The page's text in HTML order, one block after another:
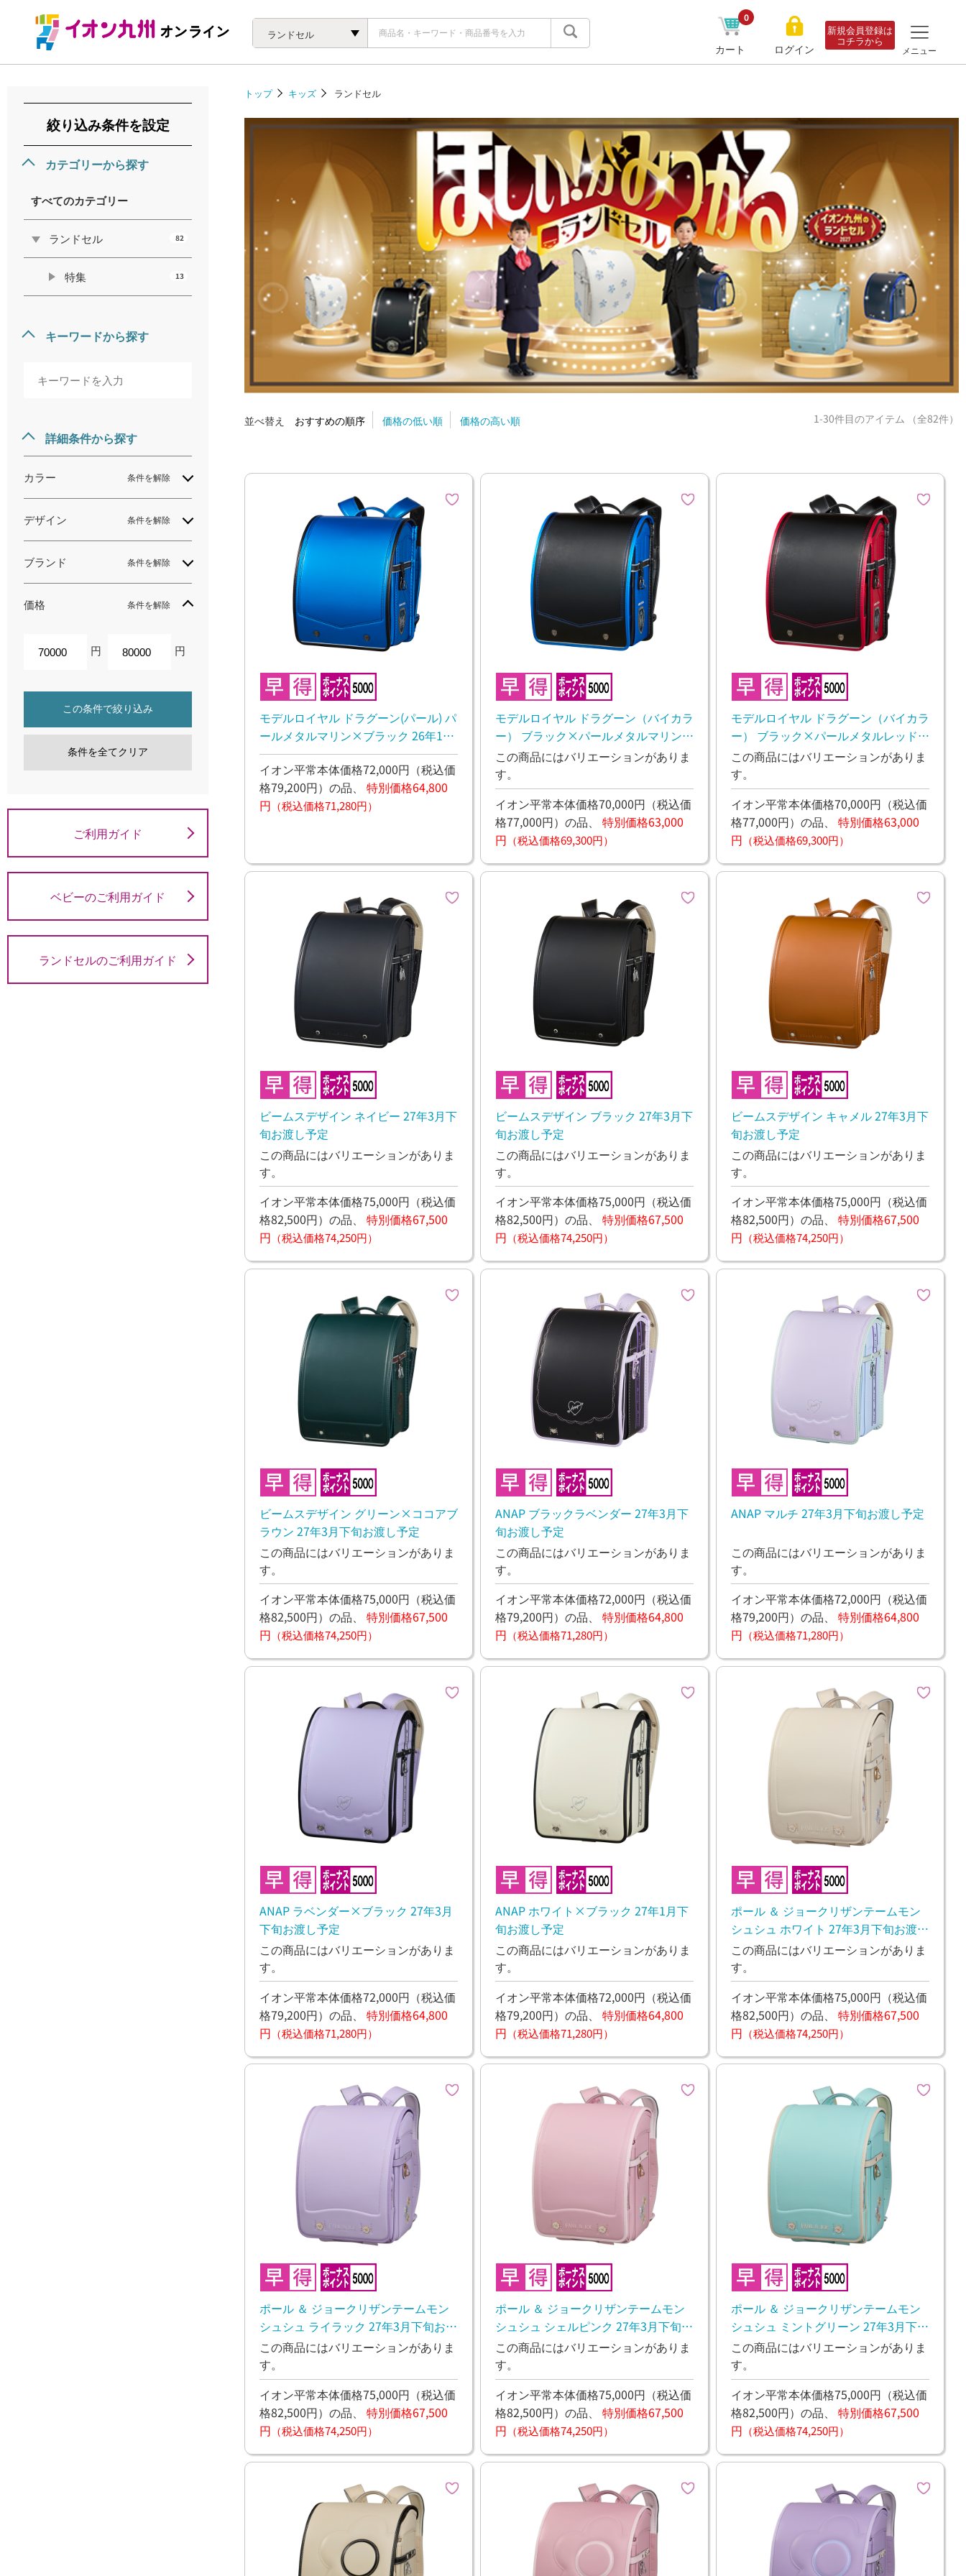
ランドセル
カート
0
ログイン
新規会員登録は
コチラから
メニュー
絞り込み条件を設定
カテゴリーから探す
すべてのカテゴリー
ランドセル 82
特集 13
キーワードから探す
詳細条件から探す
カラー 条件を解除
デザイン 条件を解除
ブランド 条件を解除
価格 条件を解除
円 円
この条件で絞り込み
条件を全てクリア
ご利用ガイド
ベビーのご利用ガイド
ランドセルのご利用ガイド
トップ キッズ ランドセル
並べ替え おすすめの順序 価格の低い順 価格の高い順 1-30件目のアイテム （全82件）
モデルロイヤル ドラグーン(パール) パ
ールメタルマリン×ブラック 26年11
月下旬お渡し予定
イオン平常本体価格72,000円 （税込価
格79,200円） の品、 特別価格64,800
円 （税込価格71,280円）
モデルロイヤル ドラグーン（バイカラ
ー） ブラック×パールメタルマリン
26年11月下旬お渡し予定
この商品にはバリエーションがありま
す。
イオン平常本体価格70,000円 （税込価
格77,000円） の品、 特別価格63,000
円 （税込価格69,300円）
モデルロイヤル ドラグーン（バイカラ
ー） ブラック×パールメタルレッド
26年11月下旬お渡し予定
この商品にはバリエーションがありま
す。
イオン平常本体価格70,000円 （税込価
格77,000円） の品、 特別価格63,000
円 （税込価格69,300円）
ビームスデザイン ネイビー 27年3月下
旬お渡し予定
この商品にはバリエーションがありま
す。
イオン平常本体価格75,000円 （税込価
格82,500円） の品、 特別価格67,500
円 （税込価格74,250円）
ビームスデザイン ブラック 27年3月下
旬お渡し予定
この商品にはバリエーションがありま
す。
イオン平常本体価格75,000円 （税込価
格82,500円） の品、 特別価格67,500
円 （税込価格74,250円）
ビームスデザイン キャメル 27年3月下
旬お渡し予定
この商品にはバリエーションがありま
す。
イオン平常本体価格75,000円 （税込価
格82,500円） の品、 特別価格67,500
円 （税込価格74,250円）
ビームスデザイン グリーン×ココアブ
ラウン 27年3月下旬お渡し予定
この商品にはバリエーションがありま
す。
イオン平常本体価格75,000円 （税込価
格82,500円） の品、 特別価格67,500
円 （税込価格74,250円）
ANAP ブラックラベンダー 27年3月下
旬お渡し予定
この商品にはバリエーションがありま
す。
イオン平常本体価格72,000円 （税込価
格79,200円） の品、 特別価格64,800
円 （税込価格71,280円）
ANAP マルチ 27年3月下旬お渡し予定
この商品にはバリエーションがありま
す。
イオン平常本体価格72,000円 （税込価
格79,200円） の品、 特別価格64,800
円 （税込価格71,280円）
ANAP ラベンダー×ブラック 27年3月
下旬お渡し予定
この商品にはバリエーションがありま
す。
イオン平常本体価格72,000円 （税込価
格79,200円） の品、 特別価格64,800
円 （税込価格71,280円）
ANAP ホワイト×ブラック 27年1月下
旬お渡し予定
この商品にはバリエーションがありま
す。
イオン平常本体価格72,000円 （税込価
格79,200円） の品、 特別価格64,800
円 （税込価格71,280円）
ポール ＆ ジョークリザンテームモン
シュシュ ホワイト 27年3月下旬お渡し
予定
この商品にはバリエーションがありま
す。
イオン平常本体価格75,000円 （税込価
格82,500円） の品、 特別価格67,500
円 （税込価格74,250円）
ポール ＆ ジョークリザンテームモン
シュシュ ライラック 27年3月下旬お渡
し予定
この商品にはバリエーションがありま
す。
イオン平常本体価格75,000円 （税込価
格82,500円） の品、 特別価格67,500
円 （税込価格74,250円）
ポール ＆ ジョークリザンテームモン
シュシュ シェルピンク 27年3月下旬お
渡し予定
この商品にはバリエーションがありま
す。
イオン平常本体価格75,000円 （税込価
格82,500円） の品、 特別価格67,500
円 （税込価格74,250円）
ポール ＆ ジョークリザンテームモン
シュシュ ミントグリーン 27年3月下旬
お渡し予定
この商品にはバリエーションがありま
す。
イオン平常本体価格75,000円 （税込価
格82,500円） の品、 特別価格67,500
円 （税込価格74,250円）